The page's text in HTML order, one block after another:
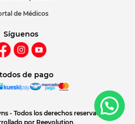
de Médicos
Síguenos
de pago
- Todos los derechos reservados
por Reevolution